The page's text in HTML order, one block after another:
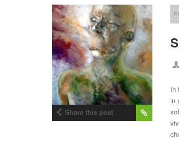
Share this post
In
in